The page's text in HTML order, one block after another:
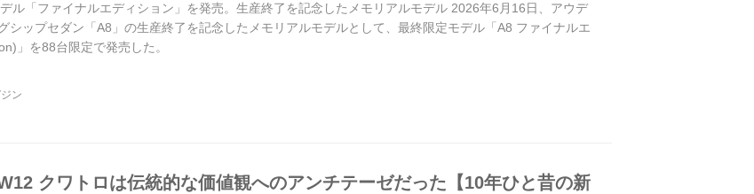
ル「ファイナルエディション」を発売。生産終了を記念したメモリアルモデル 2026年6月16日、アウデ
シップセダン「A8」の生産終了を記念したメモリアルモデルとして、最終限定モデル「A8 ファイナルエ
」を88台限定で発売した。
ン
クワトロは伝統的な価値観へのアンチテーゼだった【10年ひと昔の新